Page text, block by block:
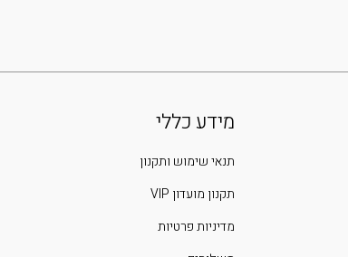
מידע כללי
תנאי שימוש ותקנון
תקנון מועדון VIP
מדיניות פרטיות